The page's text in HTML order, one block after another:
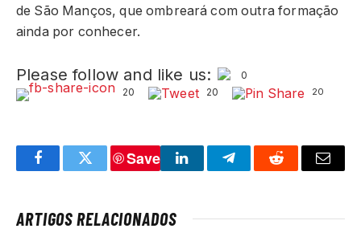
de São Manços, que ombreará com outra formação
ainda por conhecer.
Please follow and like us:
0
20
20 20
FacebookTwitter
Save
LinkedInTelegramReddit Email
ARTIGOS RELACIONADOS